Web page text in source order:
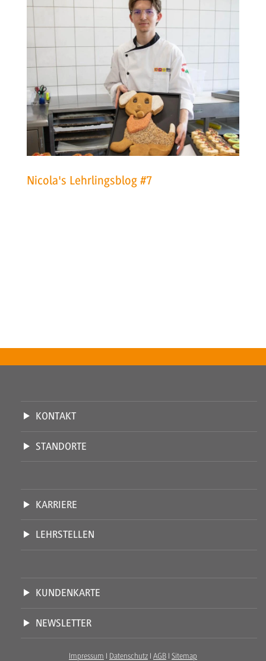
Nicola's Lehrlingsblog #7
KONTAKT
STANDORTE
KARRIERE
LEHRSTELLEN
KUNDENKARTE
NEWSLETTER
Impressum Datenschutz AGB Sitemap